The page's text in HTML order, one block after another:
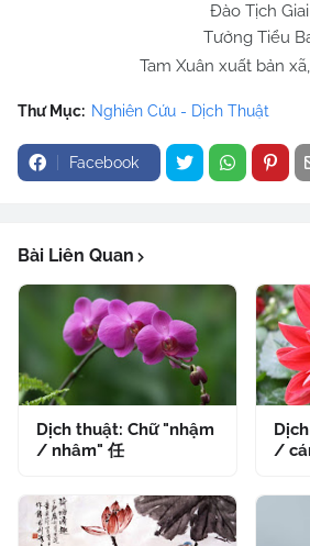
Đào Tịch Giai
Tưởng Tiểu
Tam Xuân xuất bản
Thư Mục: Nghiên Cứu - Dịch Thuật
Facebook
Bài Liên Quan
Dịch thuật: Chữ "nhậm
/ nhâm" 任
/